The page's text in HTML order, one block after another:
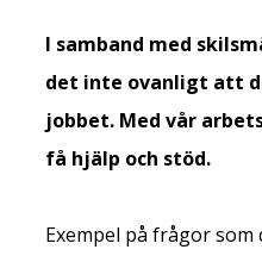
I samband med
det inte ovanligt att
jobbet. Med vår
få hjälp och stöd.
Exempel på frågor som